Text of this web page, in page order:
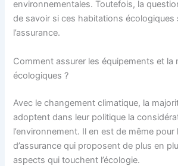
environnementales. Toutefois, la
de savoir si ces habitations
l’assurance.
Comment assurer les équipements et la
écologiques ?
Avec le changement climatique, la
adoptent dans leur politique la
l’environnement. Il en est de même
d’assurance qui proposent de plus en
aspects qui touchent l’écologie.